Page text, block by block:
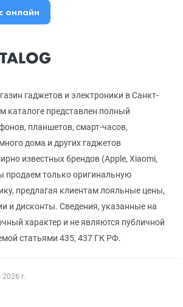
гаджетов и электроники в Санкт-
каталоге представлен полный
планшетов, смарт-часов,
дома и других гаджетов
известных брендов (Apple, Xiaomi,
продаем только оригинальную
предлагая клиентам лояльные цены,
и дисконты. Сведения, указанные на
характер и не являются публичной
статьями 435, 437 ГК РФ.
г.
онлайн